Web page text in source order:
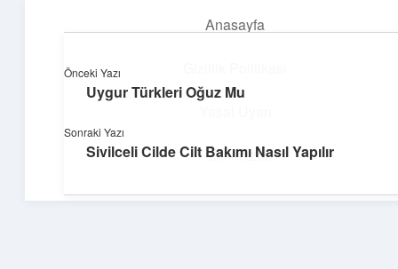
Anasayfa
Hakkımızda
Süper Bilgi Durağı
Önceki Yazı
Uygur Türkleri Oğuz Mu
Sonraki Yazı
Sivilceli Cilde Cilt Bakımı Nasıl Yapılır